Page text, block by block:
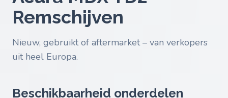
Remschijven
Nieuw, gebruikt of aftermarket – van verkopers
uit heel Europa.
Beschikbaarheid onderdelen